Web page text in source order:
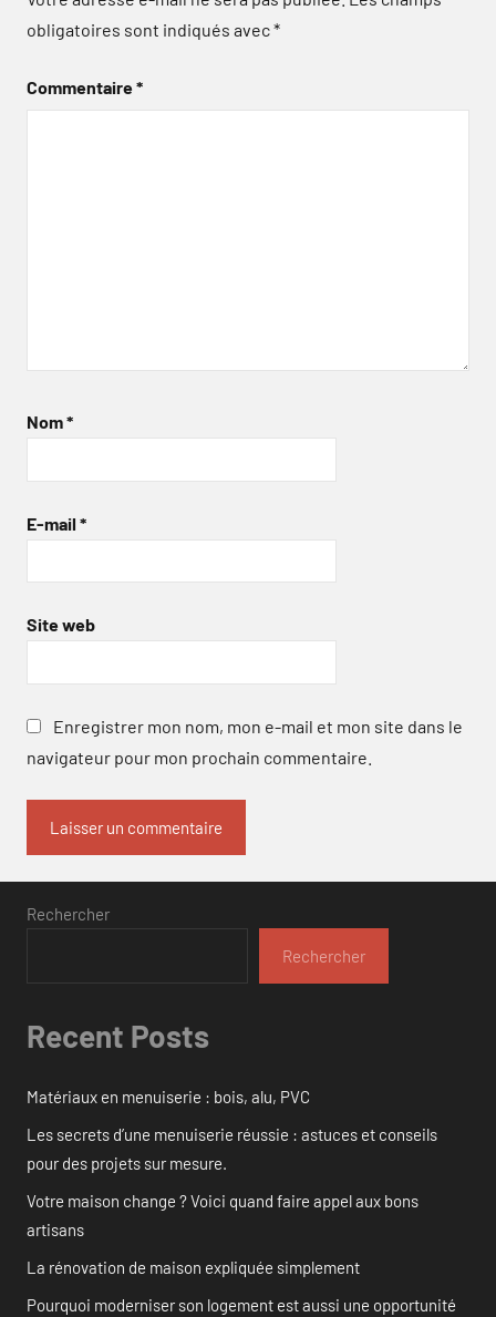
obligatoires sont indiqués avec*
Commentaire*
Nom*
E-mail *
Site web
Enregistrer mon nom, mon e-mail et mon site dans le
navigateur pour mon prochain commentaire.
Rechercher
Rechercher
Recent Posts
Matériaux en menuiserie : bois, alu, PVC
Les secrets d’une menuiserie réussie : astuces et conseils
pour des projets sur mesure.
Votre maison change ? Voici quand faire appel aux bons
artisans
La rénovation de maison expliquée simplement
Pourquoi moderniser son logement est aussi une opportunité